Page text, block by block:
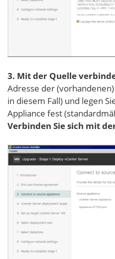
3. Mit der Quelle
Adresse der
in diesem Fall) und legen
Appliance fest
Verbinden Sie sich mit